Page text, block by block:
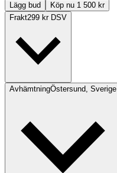
Lägg bud
Köp nu 1 500 kr
Frakt299 kr DSV
AvhämtningÖstersund, Sverige